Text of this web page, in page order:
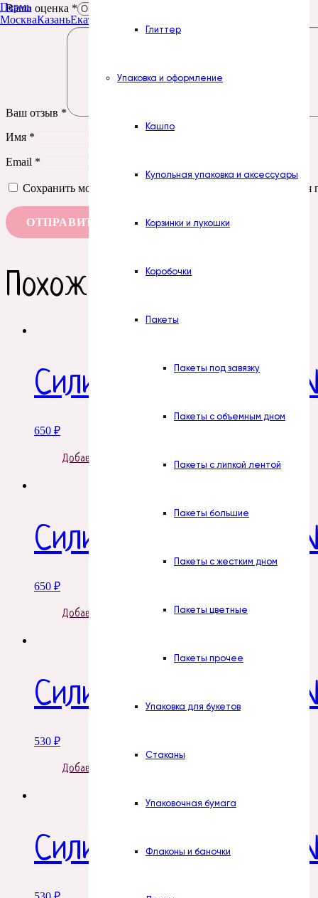
Глиттер
Упаковка и оформление
Кашпо
Купольная упаковка и аксессуары
Корзинки и лукошки
Коробочки
Пакеты
Пакеты под завязку
Пакеты с объемным дном
Пакеты с липкой лентой
Пакеты большие
Пакеты с жестким дном
Пакеты цветные
Пакеты прочее
Упаковка для букетов
Стаканы
Упаковочная бумага
Флаконы и баночки
Пермь
МоскваКазаньЕкатеринбург
Ваша оценка *
Ваш отзыв *
Имя *
Email *
Сохранить моё имя, email и адрес сайта в этом браузере
Похожие товары
Силиконовая форма
650 ₽
Добавить в корзину
Силиконовая форма
650 ₽
Добавить в корзину
Силиконовая форма
530 ₽
Добавить в корзину
Силиконовая форма